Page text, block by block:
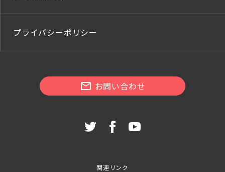
プライバシーポリシー
お問い合わせ
関連リンク